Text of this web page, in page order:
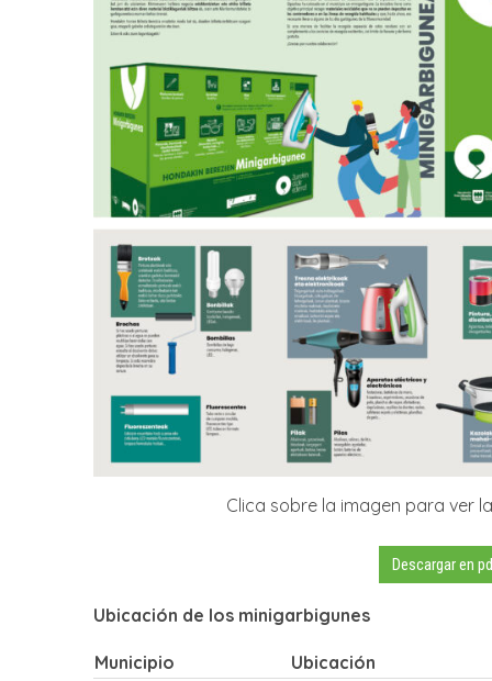
Clica sobre la imagen para ver
Descargar en
Ubicación de los minigarbigunes
Municipio
Ubicación